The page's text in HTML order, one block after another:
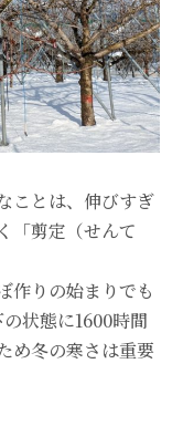
ことは、伸びすぎ
「剪定（せんて
作りの始まりでも
状態に1600時間
め冬の寒さは重要